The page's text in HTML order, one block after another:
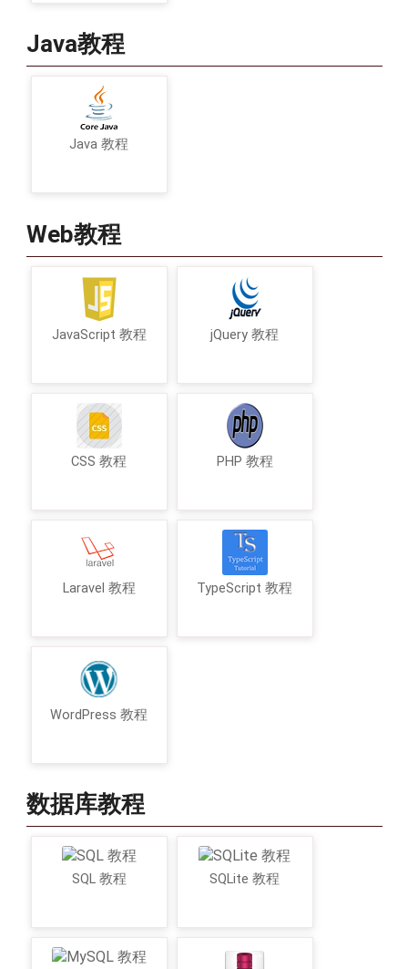
Java教程
Java 教程
Web教程
JavaScript 教程 jQuery 教程
CSS 教程 PHP 教程
Laravel 教程 TypeScript 教程
WordPress 教程
数据库教程
SQL 教程 SQLite 教程